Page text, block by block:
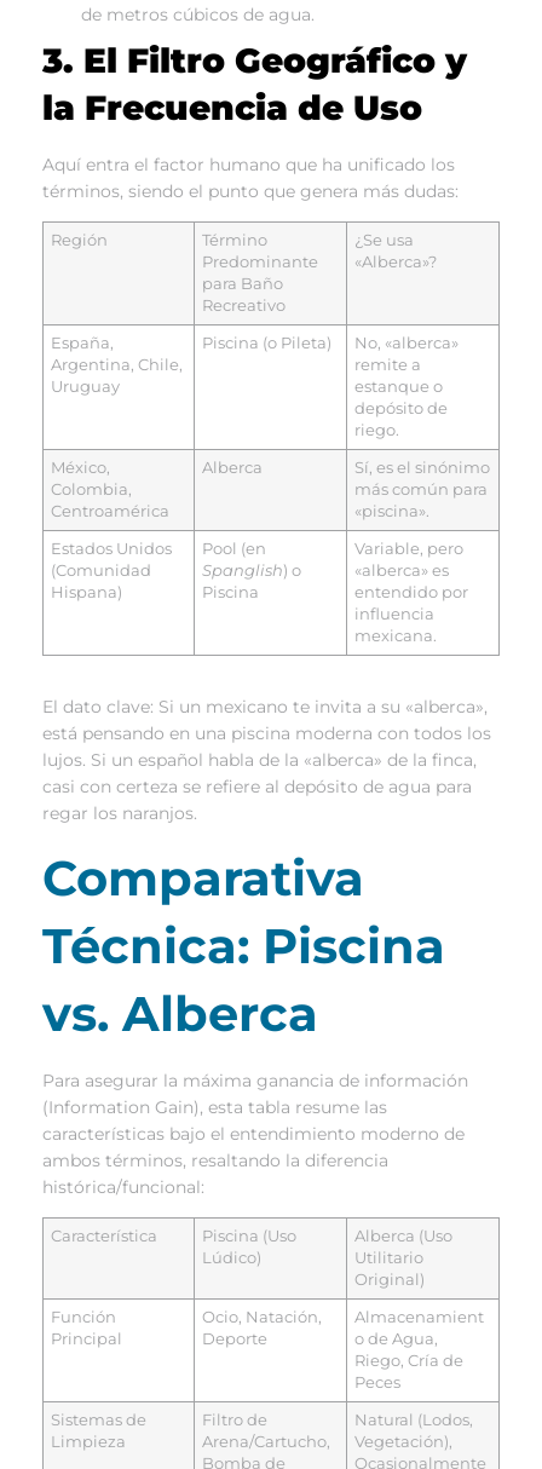
de metros cúbicos de agua.
3. El Filtro Geográfico y
la Frecuencia de Uso
Aquí entra el factor humano que ha unificado los
términos, siendo el punto que genera más dudas:
Región
Término
Predominante
para Baño
Recreativo
¿Se usa
«Alberca»?
España,
Argentina, Chile,
Uruguay
Piscina (o Pileta)
No, «alberca»
remite a
estanque o
depósito de
riego.
México,
Colombia,
Centroamérica
Alberca
Sí, es el sinónimo
más común para
«piscina».
Estados Unidos
(Comunidad
Hispana)
Pool (en
Spanglish) o
Piscina
Variable, pero
«alberca» es
entendido por
influencia
mexicana.
El dato clave: Si un mexicano te invita a su «alberca»,
está pensando en una piscina moderna con todos los
lujos. Si un español habla de la «alberca» de la finca,
casi con certeza se refiere al depósito de agua para
regar los naranjos.
Comparativa
Técnica: Piscina
vs. Alberca
Para asegurar la máxima ganancia de información
(Information Gain), esta tabla resume las
características bajo el entendimiento moderno de
ambos términos, resaltando la diferencia
histórica/funcional:
Característica
Piscina (Uso
Lúdico)
Alberca (Uso
Utilitario
Original)
Función
Principal
Ocio, Natación,
Deporte
Almacenamient
o de Agua,
Riego, Cría de
Peces
Sistemas de
Limpieza
Filtro de
Arena/Cartucho,
Bomba de
Natural (Lodos,
Vegetación),
Ocasionalmente